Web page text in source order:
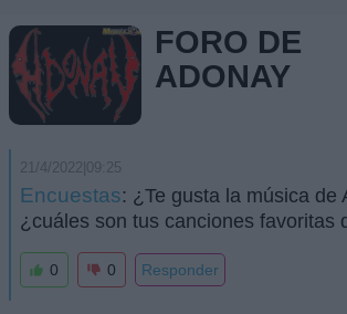
FORO DE
ADONAY
21/4/2022|09:25
Encuestas: ¿Te gusta la música de
¿cuáles son tus canciones favoritas
0 0 Responder